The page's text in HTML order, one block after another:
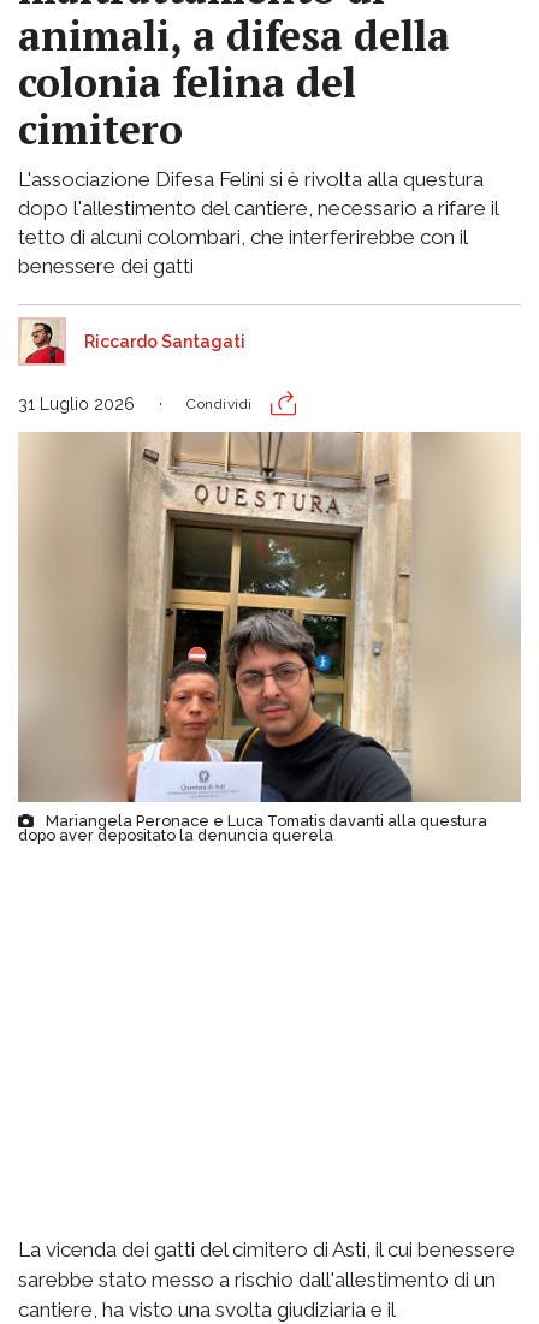
animali, a difesa della
colonia felina del
cimitero
L'associazione Difesa Felini si è rivolta alla questura
dopo l'allestimento del cantiere, necessario a rifare il
tetto di alcuni colombari, che interferirebbe con il
benessere dei gatti
Riccardo Santagati
31 Luglio 2026 Condividi
Mariangela Peronace e Luca Tomatis davanti alla questura
dopo aver depositato la denuncia querela
La vicenda dei gatti del cimitero di Asti, il cui benessere
sarebbe stato messo a rischio dall'allestimento di un
cantiere, ha visto una svolta giudiziaria e il